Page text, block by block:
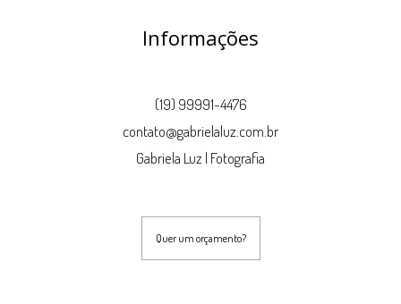
Informações
(19) 99991-4476
contato@gabrielaluz.com.br
Gabriela Luz | Fotografia
Quer um orçamento?